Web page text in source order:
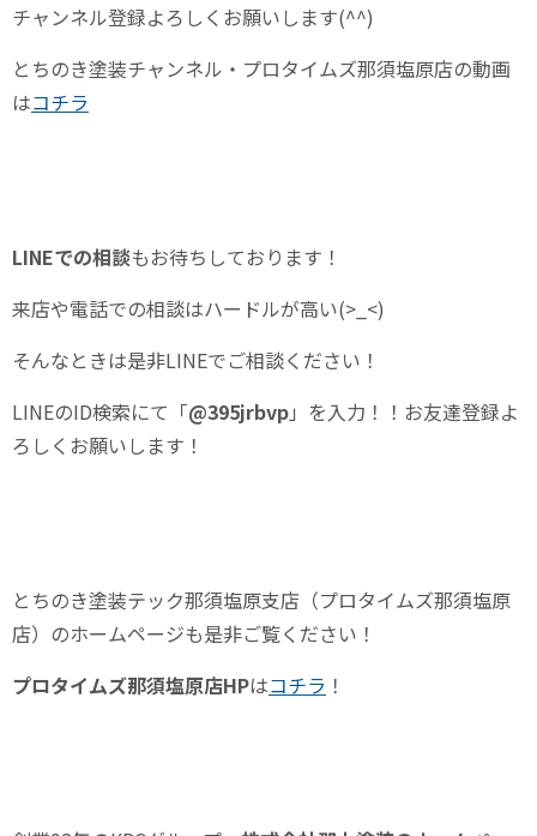
チャンネル登録よろしくお願いします(^^)
とちのき塗装チャンネル・プロタイムズ那須塩原店の動画
はコチラ
LINEでの相談もお待ちしております！
来店や電話での相談はハードルが高い(>_<)
そんなときは是非LINEでご相談ください！
LINEのID検索にて「@395jrbvp」を入力！！お友達登録よ
ろしくお願いします！
とちのき塗装テック那須塩原支店（プロタイムズ那須塩原
店）のホームページも是非ご覧ください！
プロタイムズ那須塩原店HPはコチラ ！